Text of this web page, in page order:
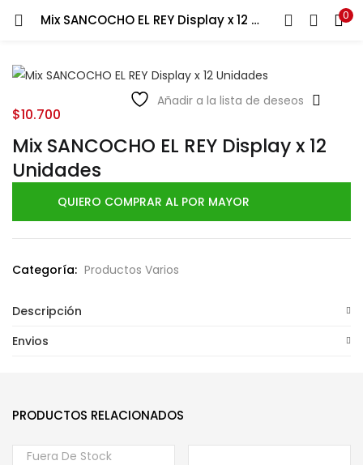
Mix SANCOCHO EL REY Display x 12 Unidades 0
Añadir a la lista de deseos
Mix SANCOCHO EL REY Display x 12
Unidades
$10.700
QUIERO COMPRAR AL POR MAYOR
Categoría: Productos Varios
Descripción
Envios
PRODUCTOS RELACIONADOS
Fuera De Stock
LOGIN
Ingresa tu correo y contraseña para iniciar sesión.
Recuérdame
Lost password?